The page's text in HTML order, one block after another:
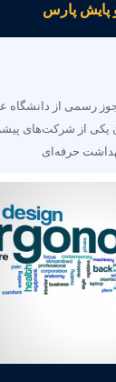
پایش پارس
رسمی از دانشگاه
یکی از شرکت‌های
حرفه‌ای